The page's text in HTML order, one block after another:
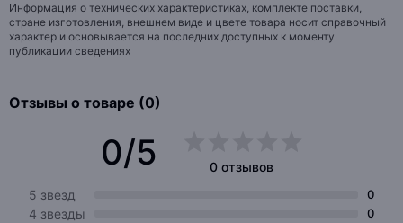
Информация о технических характеристиках, комплекте поставки,
стране изготовления, внешнем виде и цвете товара носит справочный
характер и основывается на последних доступных к моменту
публикации сведениях
Отзывы о товаре (0)
0/5
0 отзывов
5 звезд
0
4 звезды 0